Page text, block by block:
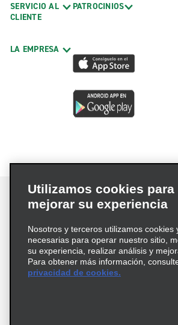
SERVICIO AL
CLIENTE
LA EMPRESA
PATROCINIOS
Términos de uso
Política de
Política de cookies
Información de Salud del
© 2026 Enterprise Holdings, Inc. Todos los
Utilizamos cookies para
mejorar su experiencia
Nosotros y terceros utilizamos cookies
necesarias para operar nuestro sitio,
su experiencia, realizar análisis y
Para obtener más información,
privacidad de cookies.